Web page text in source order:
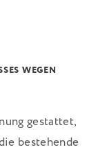
WEGEN
gestattet,
bestehende